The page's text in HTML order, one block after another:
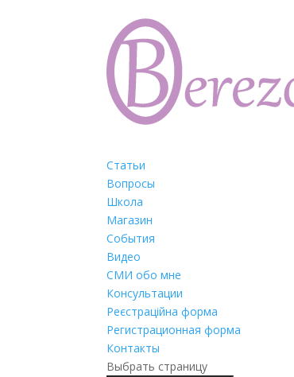
Статьи
Вопросы
Школа
Магазин
События
Видео
СМИ обо мне
Консультации
Реєстраційна форма
Регистрационная форма
Контакты
Выбрать страницу